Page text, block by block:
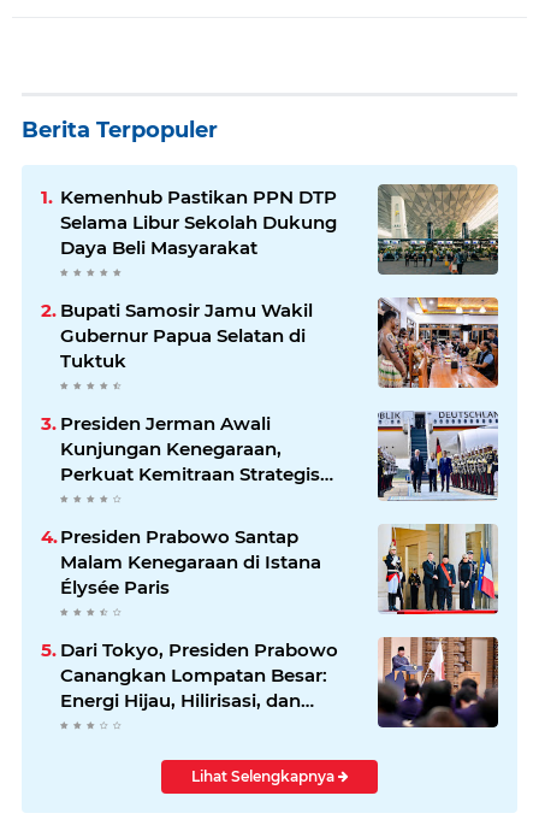
Berita Terpopuler
Kemenhub Pastikan PPN DTP
Selama Libur Sekolah Dukung
Daya Beli Masyarakat
Bupati Samosir Jamu Wakil
Gubernur Papua Selatan di
Tuktuk
Presiden Jerman Awali
Kunjungan Kenegaraan,
Perkuat Kemitraan Strategis
Indonesia–Jerman
Presiden Prabowo Santap
Malam Kenegaraan di Istana
Élysée Paris
Dari Tokyo, Presiden Prabowo
Canangkan Lompatan Besar:
Energi Hijau, Hilirisasi, dan
Diplomasi Ekonomi
Lihat Selengkapnya